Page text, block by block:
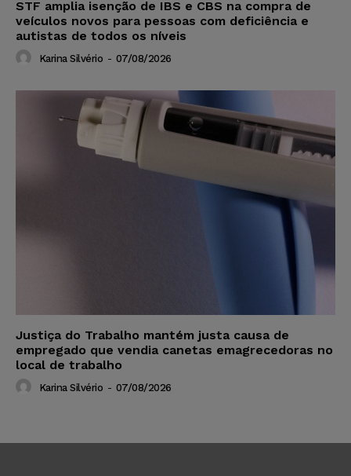
STF amplia isenção de IBS e CBS na compra de
veículos novos para pessoas com deficiência e
autistas de todos os níveis
Karina Silvério - 07/08/2026
Justiça do Trabalho mantém justa causa de
empregado que vendia canetas emagrecedoras no
local de trabalho
Karina Silvério - 07/08/2026